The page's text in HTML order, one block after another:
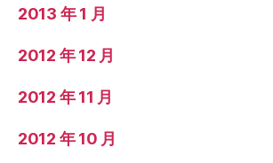
2013 年 1 月
2012 年 12 月
2012 年 11 月
2012 年 10 月